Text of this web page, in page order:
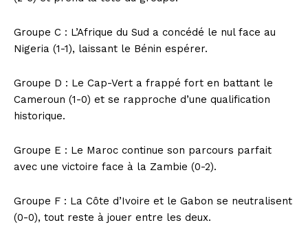
Groupe C : L’Afrique du Sud a concédé le nul face au
Nigeria (1-1), laissant le Bénin espérer.
Groupe D : Le Cap-Vert a frappé fort en battant le
Cameroun (1-0) et se rapproche d’une qualification
historique.
Groupe E : Le Maroc continue son parcours parfait
avec une victoire face à la Zambie (0-2).
Groupe F : La Côte d’Ivoire et le Gabon se neutralisent
(0-0), tout reste à jouer entre les deux.